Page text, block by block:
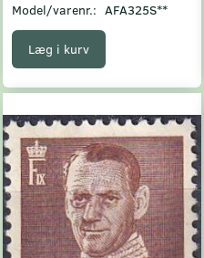
Model/varenr.: AFA325S**
Læg i kurv